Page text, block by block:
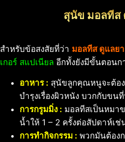
สุนัข มอลทีส
สำหรับข้อสงสัยที่ว่า มอลทีส ดูแลย
เกอร์ สแปเนียล อีกทั้งยังมีขั้นตอน
อาหาร : สุนัขลูกคุณหนูจะต้อง
บำรุงเรื่องผิวหนัง บวกกับขน
การกรูมมิ่ง : มอลทีสเป็นหมา
น้ำให้ 1 – 2 ครั้งต่อสัปดาห์เ
การทำกิจกรรม : พวกมันต้อง